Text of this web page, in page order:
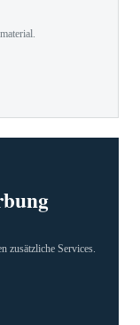
zusätzliche Services.